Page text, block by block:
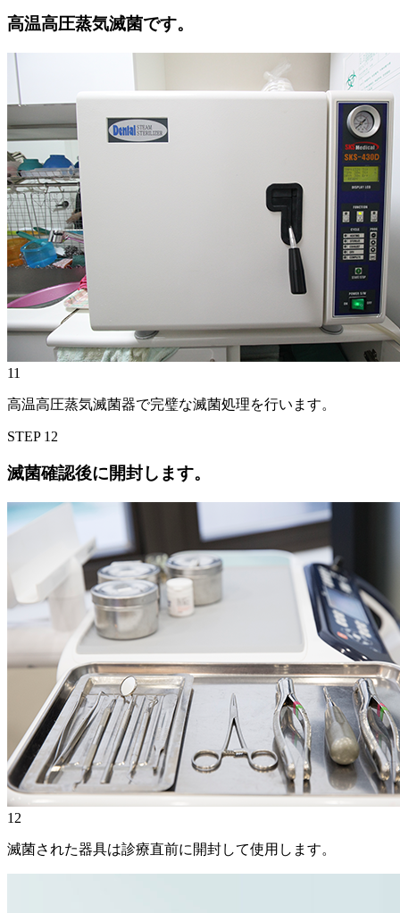
高温高圧蒸気滅菌です。
11
高温高圧蒸気滅菌器で完璧な滅菌処理を行います。
STEP 12
滅菌確認後に開封します。
12
滅菌された器具は診療直前に開封して使用します。